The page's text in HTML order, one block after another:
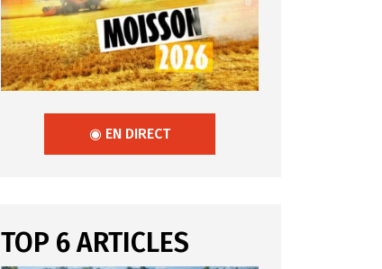
◉ EN DIRECT
TOP 6 ARTICLES